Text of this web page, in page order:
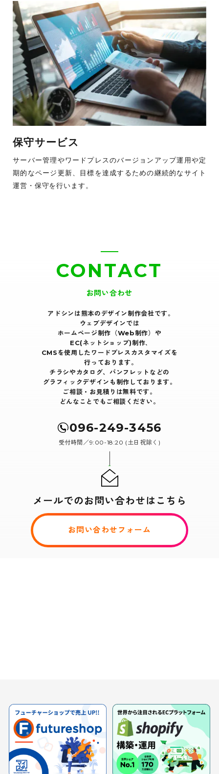
保守サービス
サーバー管理やワードプレスのバージョンアップ運用や定
期的なページ更新、目標を達成するための継続的なサイト
運営・保守を行います。
CONTACT
お問い合わせ
アドシンは熊本のデザイン制作会社です｡
ウェブデザインでは
ホームページ制作（Web制作）や
EC(ネットショップ)制作､
CMSを使用したワードプレスカスタマイズを
行っております｡
チラシやカタログ、パンフレットなどの
グラフィックデザインも制作しております。
ご相談・お見積りは無料です。
どんなことでもご相談ください。
096-249-3456
受付時間／9:00-18:20 (土日祝除く)
メールでのお問い合わせはこちら
お問い合わせフォーム